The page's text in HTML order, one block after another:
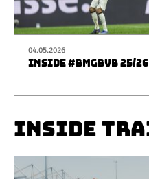
04.05.2026
INSIDE #BMGBVB 25/26
INSIDE